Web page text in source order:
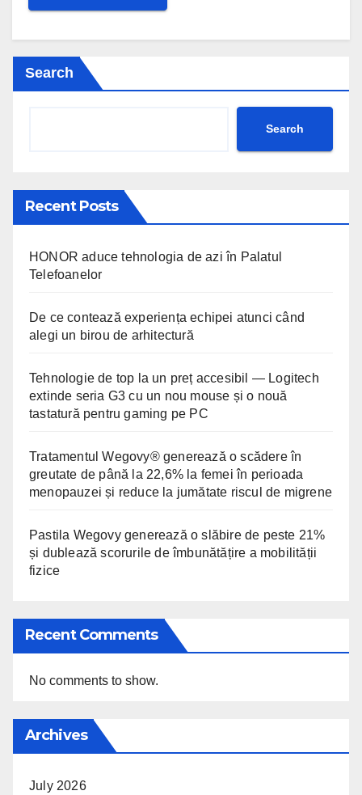
Search
Search
Recent Posts
HONOR aduce tehnologia de azi în Palatul
Telefoanelor
De ce contează experiența echipei atunci când
alegi un birou de arhitectură
Tehnologie de top la un preț accesibil — Logitech
extinde seria G3 cu un nou mouse și o nouă
tastatură pentru gaming pe PC
Tratamentul Wegovy® generează o scădere în
greutate de până la 22,6% la femei în perioada
menopauzei și reduce la jumătate riscul de migrene
Pastila Wegovy generează o slăbire de peste 21%
și dublează scorurile de îmbunătățire a mobilității
fizice
Recent Comments
No comments to show.
Archives
July 2026